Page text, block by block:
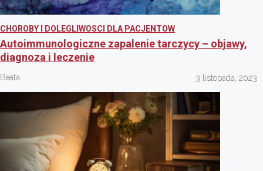
CHOROBY I DOLEGLIWOSCI DLA PACJENTOW
Autoimmunologiczne zapalenie tarczycy – objawy,
diagnoza i leczenie
Beata 3 listopada, 2023